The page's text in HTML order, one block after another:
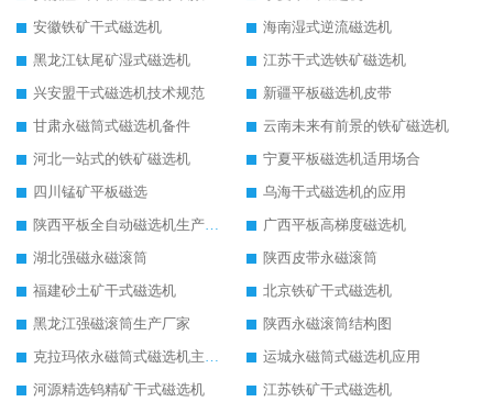
安徽铁矿干式磁选机
海南湿式逆流磁选机
黑龙江钛尾矿湿式磁选机
江苏干式选铁矿磁选机
兴安盟干式磁选机技术规范
新疆平板磁选机皮带
甘肃永磁筒式磁选机备件
云南未来有前景的铁矿磁选机
河北一站式的铁矿磁选机
宁夏平板磁选机适用场合
四川锰矿平板磁选
乌海干式磁选机的应用
陕西平板全自动磁选机生产厂家
广西平板高梯度磁选机
湖北强磁永磁滚筒
陕西皮带永磁滚筒
福建砂土矿干式磁选机
北京铁矿干式磁选机
黑龙江强磁滚筒生产厂家
陕西永磁滚筒结构图
克拉玛依永磁筒式磁选机主要技术参数
运城永磁筒式磁选机应用
河源精选钨精矿干式磁选机
江苏铁矿干式磁选机